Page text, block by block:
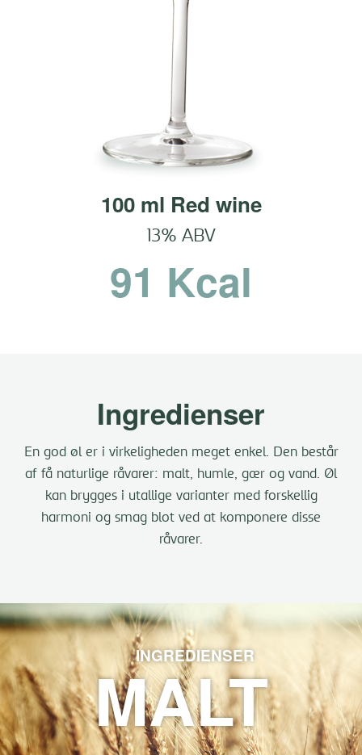
100 ml Red wine
13% ABV
91 Kcal
Ingredienser
En god øl er i virkeligheden meget enkel. Den består
af få naturlige råvarer: malt, humle, gær og vand. Øl
kan brygges i utallige varianter med forskellig
harmoni og smag blot ved at komponere disse
råvarer.
INGREDIENSER
MALT